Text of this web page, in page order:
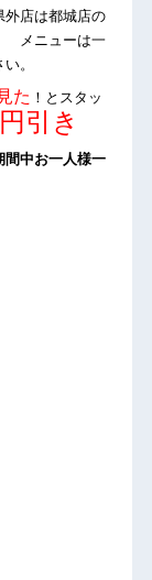
外店は都城店の
メニューは一
。
た ！とスタッ
円引き
中お一人様一